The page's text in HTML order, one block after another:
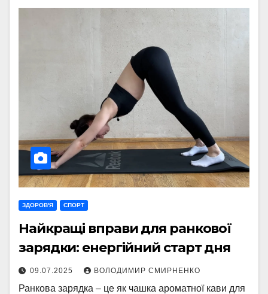
ЗДОРОВ'Я СПОРТ
Найкращі вправи для ранкової
зарядки: енергійний старт дня
09.07.2025 ВОЛОДИМИР СМИРНЕНКО
Ранкова зарядка – це як чашка ароматної кави для